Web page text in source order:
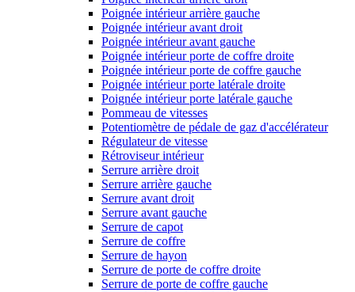
Poignée intérieur arrière gauche
Poignée intérieur avant droit
Poignée intérieur avant gauche
Poignée intérieur porte de coffre droite
Poignée intérieur porte de coffre gauche
Poignée intérieur porte latérale droite
Poignée intérieur porte latérale gauche
Pommeau de vitesses
Potentiomètre de pédale de gaz d'accélérateur
Régulateur de vitesse
Rétroviseur intérieur
Serrure arrière droit
Serrure arrière gauche
Serrure avant droit
Serrure avant gauche
Serrure de capot
Serrure de coffre
Serrure de hayon
Serrure de porte de coffre droite
Serrure de porte de coffre gauche